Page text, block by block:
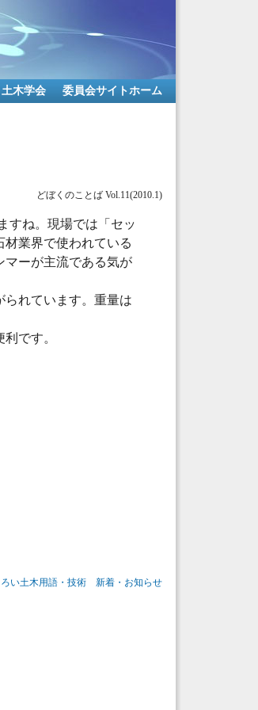
土木学会 委員会サイトホーム
どぼくのことば Vol.11(2010.1)
すね。現場では「セッ
材業界で使われている
マーが主流である気が
られています。重量は
です。
新着・お知らせ
い土木用語・技術